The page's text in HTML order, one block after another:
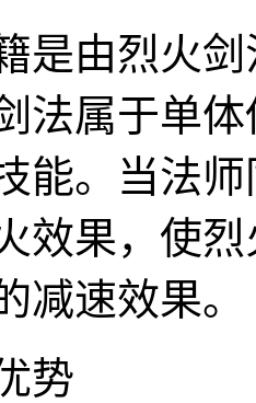
是由烈火
法属于单
能。当法
效果，使
减速效果。
势